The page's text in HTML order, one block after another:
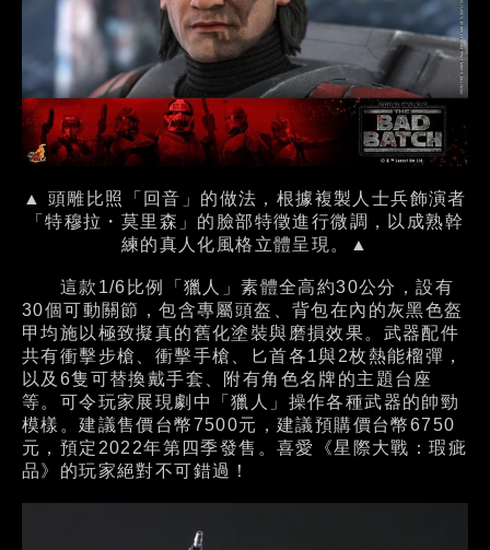
▲ 頭雕比照「回音」的做法，根據複製人士兵飾演者
「特穆拉・莫里森」的臉部特徵進行微調，以成熟幹
練的真人化風格立體呈現。▲
這款1/6比例「獵人」素體全高約30公分，設有
30個可動關節，包含專屬頭盔、背包在內的灰黑色盔
甲均施以極致擬真的舊化塗裝與磨損效果。武器配件
共有衝擊步槍、衝擊手槍、匕首各1與2枚熱能榴彈，
以及6隻可替換戴手套、附有角色名牌的主題台座
等。可令玩家展現劇中「獵人」操作各種武器的帥勁
模樣。建議售價台幣7500元，建議預購價台幣6750
元，預定2022年第四季發售。喜愛《星際大戰：瑕疵
品》的玩家絕對不可錯過！